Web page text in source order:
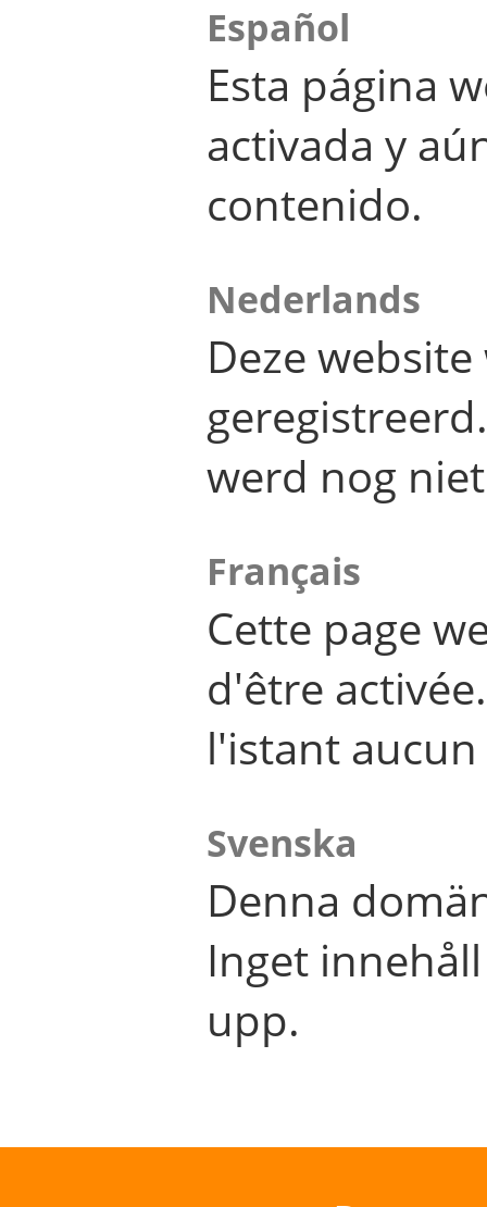
Español
Esta página
activada y
contenido.
Nederlands
Deze
werd nog
Français
Cette page
d'être
l'istant
Svenska
Denna
Inget
upp.